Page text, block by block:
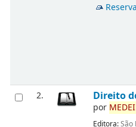
2. Direito
por MEDE
Editora:São